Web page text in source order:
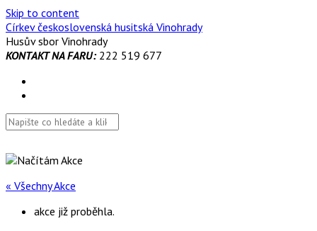
Skip to content
Církev československá husitská Vinohrady
Husův sbor Vinohrady
KONTAKT NA FARU:222 519 677
« Všechny Akce
akce již proběhla.